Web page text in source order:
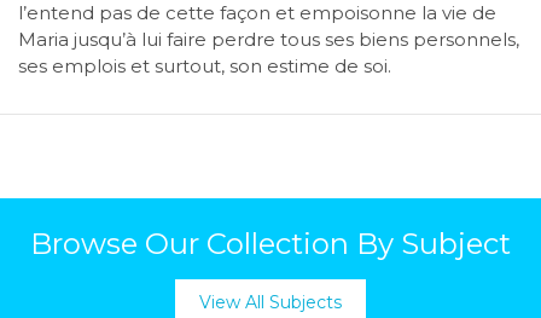
l’entend pas de cette façon et empoisonne la vie de
Maria jusqu’à lui faire perdre tous ses biens personnels,
ses emplois et surtout, son estime de soi.
Browse Our Collection By Subject
View All Subjects